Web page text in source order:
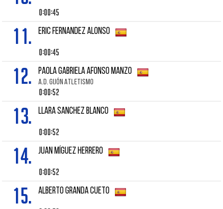
0:00:45
11. ERIC FERNANDEZ ALONSO
0:00:45
12. PAOLA GABRIELA AFONSO MANZO
A.D. GIJÓN ATLETISMO
0:00:52
13. LLARA SANCHEZ BLANCO
0:00:52
14. JUAN MÍGUEZ HERRERO
0:00:52
15. ALBERTO GRANDA CUETO